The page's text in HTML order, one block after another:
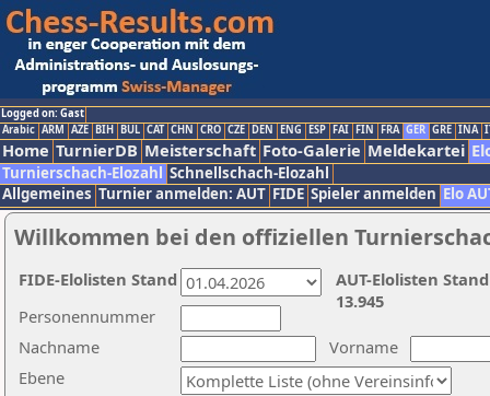
Logged on: Gast
Arabic ARM AZE BIH BUL CAT CHN CRO CZE DEN ENG ESP FAI FIN FRA GER GRE INA
Home TurnierDB Meisterschaft Foto-Galerie Meldekartei
Turnierschach-Elozahl Schnellschach-Elozahl
Allgemeines Turnier anmelden: AUT FIDE Spieler anmelden Elo
Willkommen bei den offiziellen
Nachname
Vorname
Ebene
Personennummer
AUT-Elolisten
13.945
FIDE-Elolisten Stand